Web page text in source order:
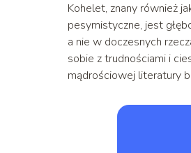
Kohelet, znany również
pesymistyczne, jest
a nie w doczesnych
sobie z trudnościami i
mądrościowej literatury